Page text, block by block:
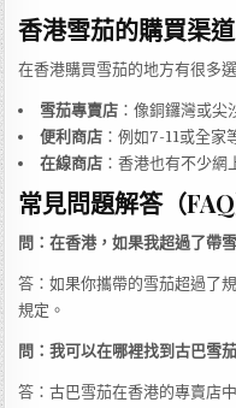
香港雪茄的購買渠道
在香港購買雪茄的地方有很多
雪茄專賣店：像銅鑼灣或尖
便利商店：例如7-11或全家
在線商店：香港也有不少網
常見問題解答（FAQ
問：在香港，如果我超過了帶
答：如果你攜帶的雪茄超過了
規定。
問：我可以在哪裡找到古巴雪
答：古巴雪茄在香港的專賣店